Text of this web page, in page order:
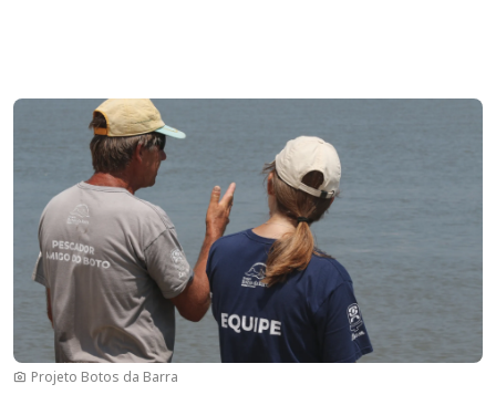
Imagem
Projeto Botos da Barra